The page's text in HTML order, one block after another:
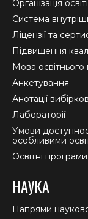
new
window
new
window
new
Організація
Система
Ліцензії та
Підвищення
Мова
Анкетування
Анотації
Лабораторії
Умови
особливими
Освітні програми
НАУКА
Напрями